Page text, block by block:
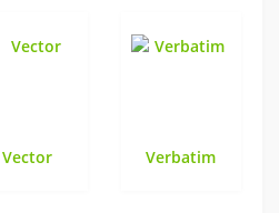
Vector Verbatim